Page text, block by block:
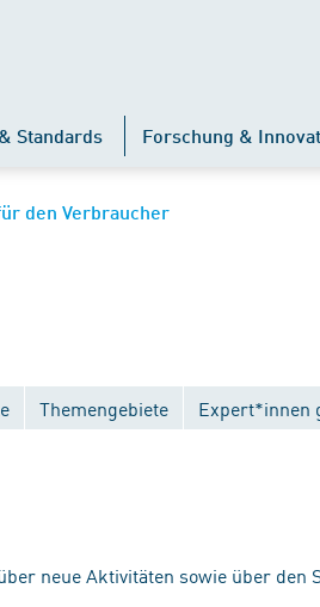
Standards Forschung &
den Verbraucher
Themengebiete Expert*innen
neue Aktivitäten sowie über